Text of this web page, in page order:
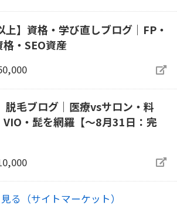
上】資格・学び直しブログ｜FP・
・SEO資産
脱毛ブログ｜医療vsサロン・料
VIO・髭を網羅【～8月31日：完
る（サイトマーケット）